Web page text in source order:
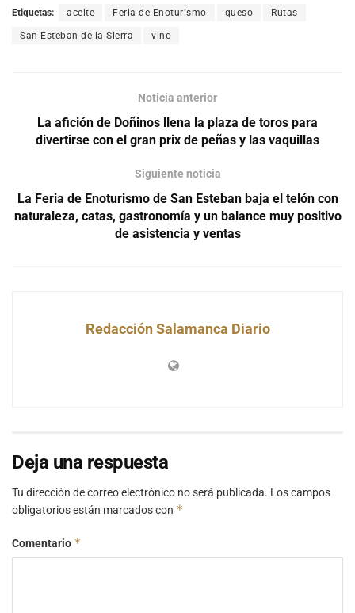
Etiquetas: aceite Feria de Enoturismo queso Rutas
San Esteban de la Sierra vino
Noticia anterior
La afición de Doñinos llena la plaza de toros para
divertirse con el gran prix de peñas y las vaquillas
Siguiente noticia
La Feria de Enoturismo de San Esteban baja el telón con
naturaleza, catas, gastronomía y un balance muy positivo
de asistencia y ventas
Redacción Salamanca Diario
Deja una respuesta
Tu dirección de correo electrónico no será publicada. Los campos
obligatorios están marcados con *
Comentario *